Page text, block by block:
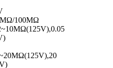
100MΩ
~10MΩ(125V),0.05
)
20MΩ(125V),20
)